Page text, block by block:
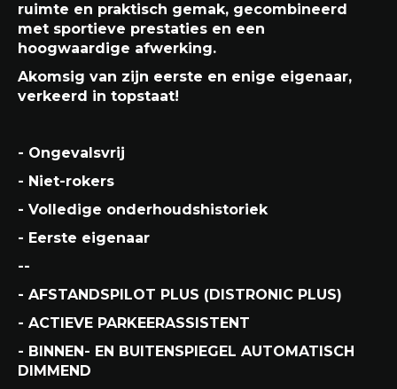
ruimte en praktisch gemak, gecombineerd
met sportieve prestaties en een
hoogwaardige afwerking.
Akomsig van zijn eerste en enige eigenaar,
verkeerd in topstaat!
- Ongevalsvrij
- Niet-rokers
- Volledige onderhoudshistoriek
- Eerste eigenaar
--
- AFSTANDSPILOT PLUS (DISTRONIC PLUS)
- ACTIEVE PARKEERASSISTENT
- BINNEN- EN BUITENSPIEGEL AUTOMATISCH
DIMMEND